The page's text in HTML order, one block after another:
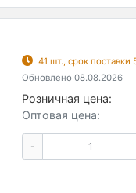
41 шт., срок
Обновлено 08.08.2026
Розничная цена:
Оптовая цена:
-